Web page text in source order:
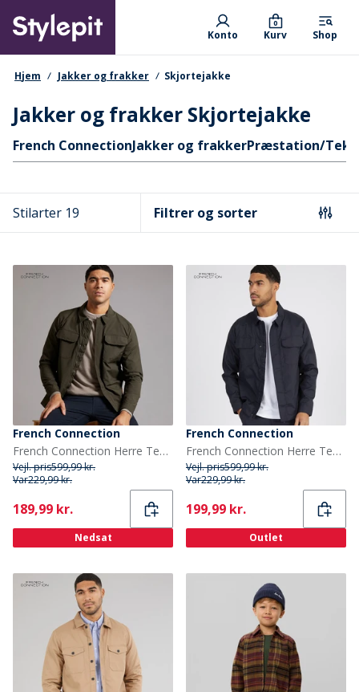
main
content
Primary departments
Konto Kurv
0
Shop
navigationssti
Hjem Jakker og frakker Skjortejakke
Jakker og frakker Skjortejakke
Hurtige links
French ConnectionJakker og frakkerPræstation/
Stilarter 19 Filtrer og sorter
French Connection
French Connection Herre Teknisk Overskjorte Khaki
Vejl. pris599,99 kr.
Var229,99 kr.
Current
189,99 kr.
Nedsat
French Connection
French Connection Herre Teknisk Overskjorte Marine
Vejl. pris599,99 kr.
Var229,99 kr.
Current
199,99 kr.
Outlet